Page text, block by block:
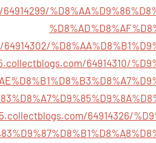
64914310/
64914326/